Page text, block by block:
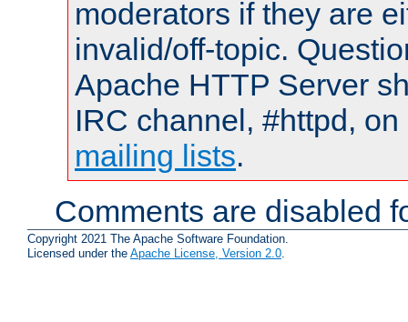
moderators if they are
invalid/off-topic.
Apache HTTP Server
IRC channel, #httpd,
mailing lists.
Comments are disabled
Copyright 2021 The Apache Software Foundation.
Licensed under the Apache License, Version 2.0.